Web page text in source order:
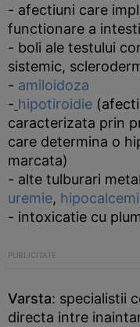
- afectiuni care
functionare a
- boli ale testului
sistemic,
- amiloidoza
- hipotiroidie
caracterizata prin
care determina o
marcata)
- alte tulburari
uremie,
- intoxicatie cu
Varsta: specialistii
directa intre